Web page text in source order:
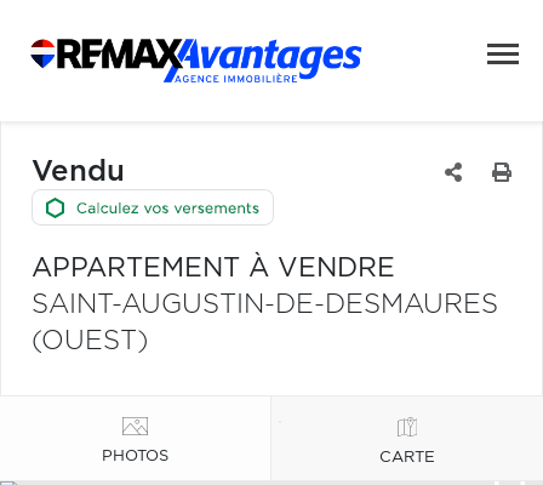
Vendu
APPARTEMENT À VENDRE
SAINT-AUGUSTIN-DE-DESMAURES
(OUEST)
PHOTOS CARTE